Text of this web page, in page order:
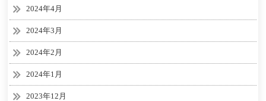
2024年4月
2024年3月
2024年2月
2024年1月
2023年12月